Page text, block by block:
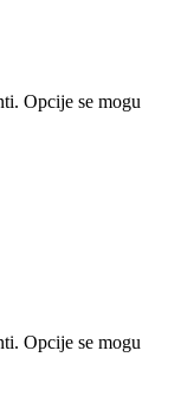
Opcije se mogu
Opcije se mogu